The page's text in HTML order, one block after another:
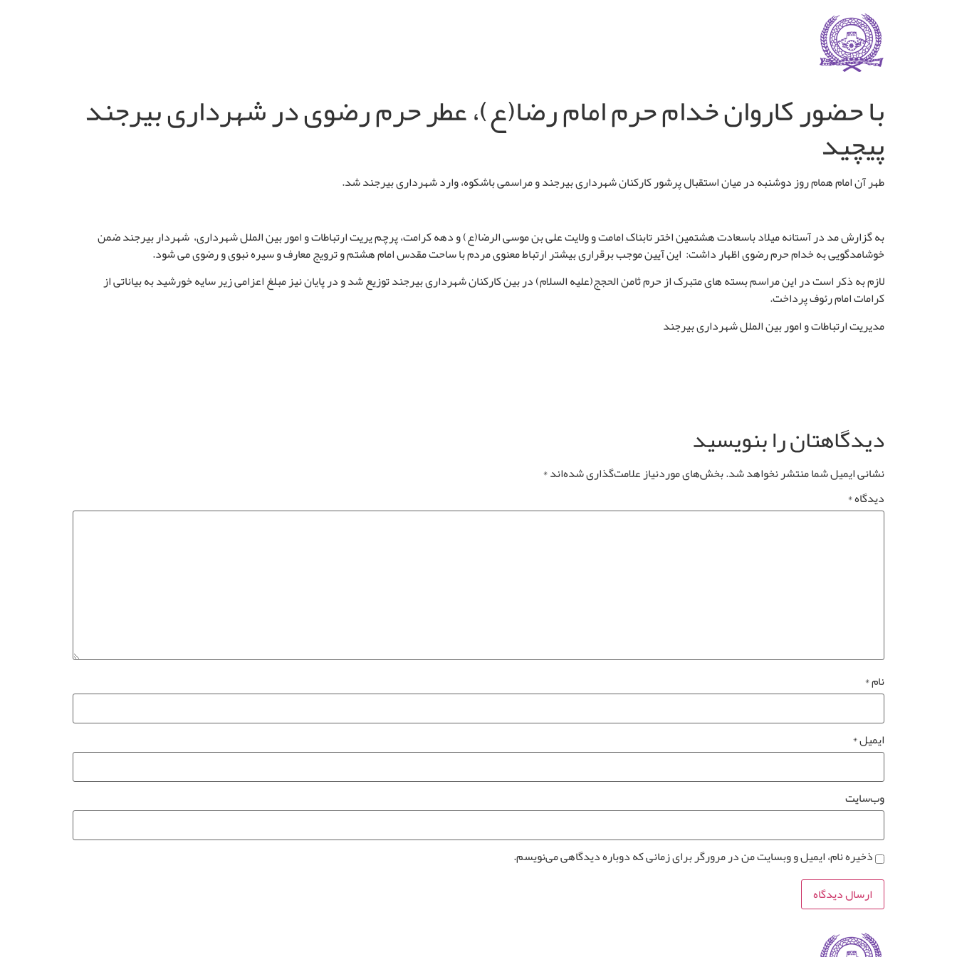
با حضور کاروان خدام حرم امام رضا(ع)، عطر حرم رضوی در شهرداری بیرجند
پیچید
طهر آن امام همام روز دوشنبه در میان استقبال پرشور کارکنان شهرداری بیرجند و مراسمی باشکوه، وارد شهرداری بیرجند شد.
به گزارش مد در آستانه میلاد باسعادت هشتمین اختر تابناک امامت و ولایت علی بن موسی الرضا(ع) و دهه کرامت، پرچم یریت ارتباطات و امور بین الملل شهرداری، شهردار بیرجند ضمن
خوشامدگویی به خدام حرم رضوی اظهار داشت: این آیین موجب برقراری بیشتر ارتباط معنوی مردم با ساحت مقدس امام هشتم و ترویج معارف و سیره نبوی و رضوی می شود.
لازم به ذکر است در این مراسم بسته های متبرک از حرم ثامن الحجج(علیه السلام) در بین کارکنان شهرداری بیرجند توزیع شد و در پایان نیز مبلغ اعزامی زیر سایه خورشید به بیاناتی از
کرامات امام رئوف پرداخت.
مدیریت ارتباطات و امور بین الملل شهرداری بیرجند
دیدگاهتان را بنویسید
نشانی ایمیل شما منتشر نخواهد شد.بخش‌های موردنیاز علامت‌گذاری شده‌اند*
دیدگاه*
نام*
ایمیل*
وب‌سایت
ذخیره نام، ایمیل و وبسایت من در مرورگر برای زمانی که دوباره دیدگاهی می‌نویسم.